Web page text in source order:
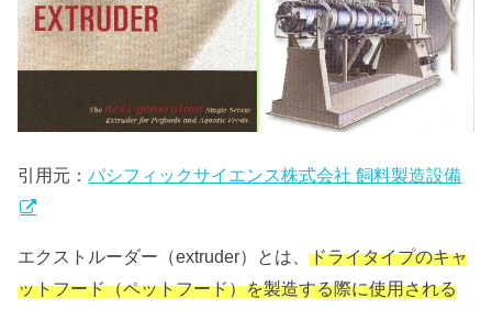
引用元：パシフィックサイエンス株式会社 飼料製造設備
エクストルーダー（extruder）とは、ドライタイプのキャ
ットフード（ペットフード）を製造する際に使用される